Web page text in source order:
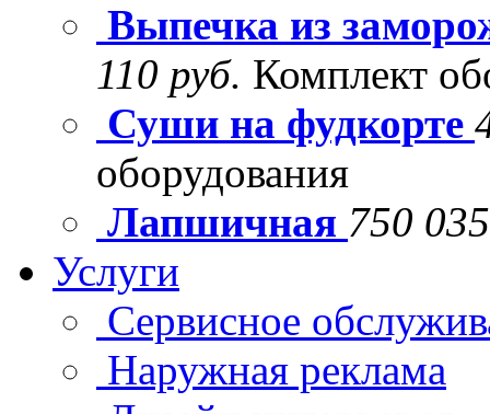
Выпечка из
110 руб. Комплект
Суши на фудкорте
оборудования
Лапшичная 750
Услуги
Сервисное
Наружная реклама